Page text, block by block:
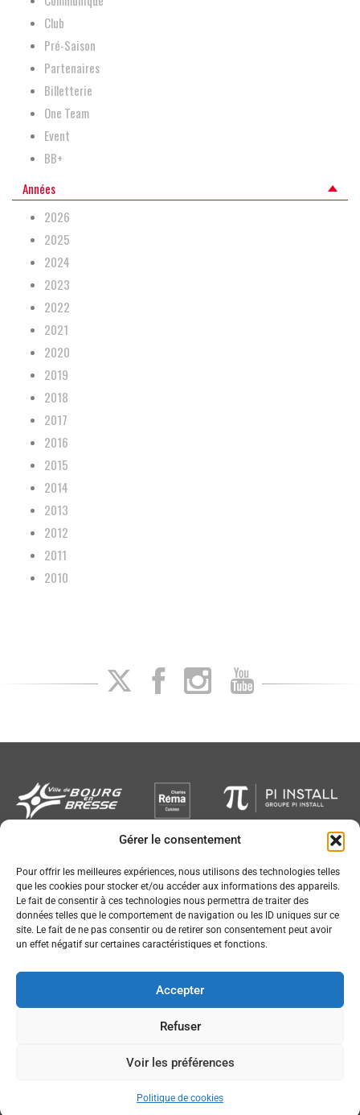
Gérer le consentement
Pour offrir les meilleures expériences, nous utilisons des technologies telles
que les cookies pour stocker et/ou accéder aux informations des appareils.
Le fait de consentir à ces technologies nous permettra de traiter des
données telles que le comportement de navigation ou les ID uniques sur ce
site. Le fait de ne pas consentir ou de retirer son consentement peut avoir
un effet négatif sur certaines caractéristiques et fonctions.
Accepter
Refuser
Voir les préférences
Politique de cookies
Club
Pré-Saison
Partenaires
Billetterie
One Team
Event
BB+
Années
2026
2025
2024
2023
2022
2021
2020
2019
2018
2017
2016
2015
2014
2013
2012
2011
2010
Newsletter
Plan du site